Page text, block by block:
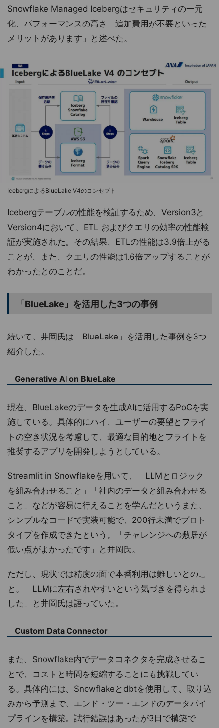
Snowflake Managed Icebergはセキュリティの一元
化、パフォーマンスの高さ、追加費用が不要といった
メリットがあります」と述べた。
IcebergによるBlueLake V4のコンセプト
Icebergテーブルの性能を検証するため、Version3と
Version4において、ETL およびクエリの効率の性能検
証が実施された。その結果、ETLの性能は3.9倍上がる
ことが、また、クエリの性能は1.6倍アップすることが
わかったとのことだ。
「BlueLake」を活用した3つの事例
続いて、井岡氏は「BlueLake」を活用した事例を3つ
紹介した。
Generative AI on BlueLake
現在、BlueLakeのデータを生成AIに活用するPoCを実
施している。具体的にハイ、ユーザーの要望とフライ
トの空き状況を考慮して、最適な目的地とフライトを
推奨するアプリを開発しようとしている。
Streamlit in Snowflakeを用いて、「LLMとロジック
を組み合わせること」「社内のデータと組み合わせる
こと」などが容易に行えることを学んだというまた、
シンプルなコードで実装可能で、200行未満でプロト
タイプを作成できたという。「チャレンジへの敷居が
低い点がよかったです」と井岡氏。
ただし、現状では精度の面で本番利用は難しいとのこ
と。「LLMに左右されやすいという気づきを得られま
した」と井岡氏は語っていた。
Custom Data Connector
また、Snowflake内でデータコネクタを完成させるこ
とで、コストと時間を短縮することにも挑戦してい
る。具体的には、Snowflakeとdbtを使用して、取り込
みから予測まで、エンド・ツー・エンドのデータパイ
プラインを構築。試行錯誤はあったが3日で構築で